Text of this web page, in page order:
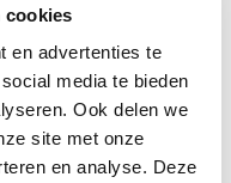
cookies
en advertenties te
media te bieden
Ook delen we
site met onze
en analyse. Deze